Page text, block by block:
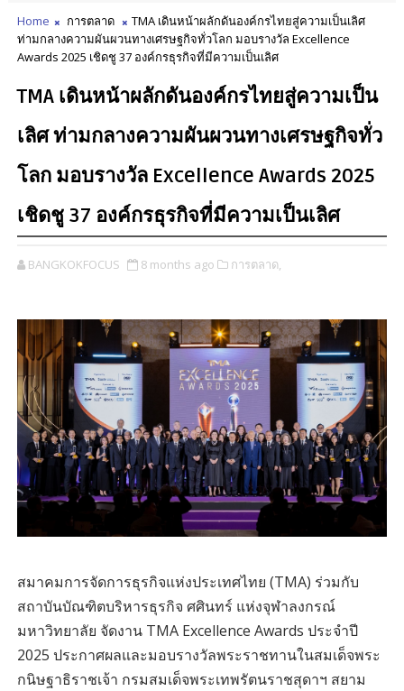
Home การตลาด
TMA เดินหน้าผลักดันองค์กรไทยสู่ความเป็นเลิศ
ท่ามกลางความผันผวนทางเศรษฐกิจทั่วโลก มอบรางวัล Excellence
Awards 2025 เชิดชู 37 องค์กรธุรกิจที่มีความเป็นเลิศ
TMA เดินหน้าผลักดันองค์กรไทยสู่ความเป็น
เลิศ ท่ามกลางความผันผวนทางเศรษฐกิจทั่ว
โลก มอบรางวัล Excellence Awards 2025
เชิดชู 37 องค์กรธุรกิจที่มีความเป็นเลิศ
BANGKOKFOCUS 8 months ago การตลาด,
สมาคมการจัดการธุรกิจแห่งประเทศไทย (TMA) ร่วมกับ
สถาบันบัณฑิตบริหารธุรกิจ ศศินทร์ แห่งจุฬาลงกรณ์
มหาวิทยาลัย จัดงาน TMA Excellence Awards ประจำปี
2025 ประกาศผลและมอบรางวัลพระราชทานในสมเด็จพระ
กนิษฐาธิราชเจ้า กรมสมเด็จพระเทพรัตนราชสุดาฯ สยาม